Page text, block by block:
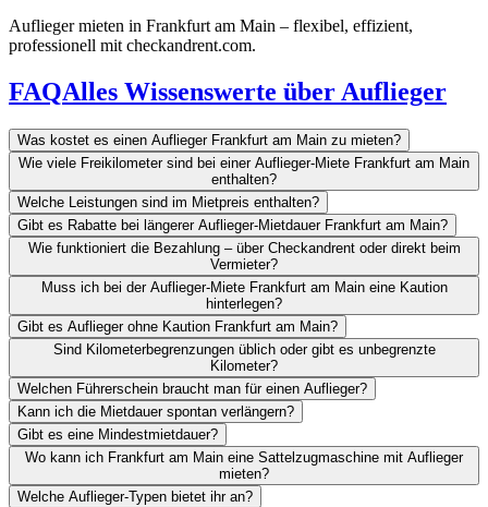
Auflieger mieten in Frankfurt am Main – flexibel, effizient,
professionell mit checkandrent.com.
FAQAlles Wissenswerte über Auflieger
Was kostet es einen Auflieger Frankfurt am Main zu mieten?
Wie viele Freikilometer sind bei einer Auflieger-Miete Frankfurt am Main
enthalten?
Welche Leistungen sind im Mietpreis enthalten?
Gibt es Rabatte bei längerer Auflieger-Mietdauer Frankfurt am Main?
Wie funktioniert die Bezahlung – über Checkandrent oder direkt beim
Vermieter?
Muss ich bei der Auflieger-Miete Frankfurt am Main eine Kaution
hinterlegen?
Gibt es Auflieger ohne Kaution Frankfurt am Main?
Sind Kilometerbegrenzungen üblich oder gibt es unbegrenzte
Kilometer?
Welchen Führerschein braucht man für einen Auflieger?
Kann ich die Mietdauer spontan verlängern?
Gibt es eine Mindestmietdauer?
Wo kann ich Frankfurt am Main eine Sattelzugmaschine mit Auflieger
mieten?
Welche Auflieger-Typen bietet ihr an?